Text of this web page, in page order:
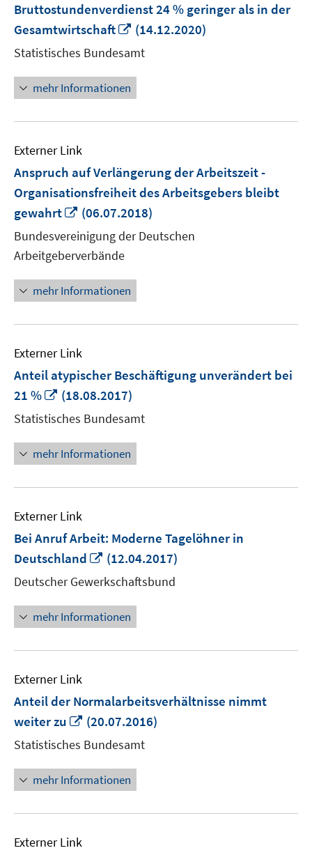
Bruttostundenverdienst 24 % geringer als in der
Gesamtwirtschaft
In
Fenster
öffnen
(14.12.2020)
Statistisches Bundesamt
mehr Informationen
Externer Link
Anspruch auf Verlängerung der Arbeitszeit -
Organisationsfreiheit des Arbeitsgebers bleibt
gewahrt
In
neuem
Fenster
öffnen
(06.07.2018)
Bundesvereinigung der Deutschen
Arbeitgeberverbände
mehr Informationen
Externer Link
Anteil atypischer Beschäftigung unverändert bei
21 %
In
neuem
Fenster
öffnen
(18.08.2017)
Statistisches Bundesamt
mehr Informationen
Externer Link
Bei Anruf Arbeit: Moderne Tagelöhner in
Deutschland
In
neuem
Fenster
öffnen
(12.04.2017)
Deutscher Gewerkschaftsbund
mehr Informationen
Externer Link
Anteil der Normalarbeitsverhältnisse nimmt
weiter zu
In
neuem
Fenster
öffnen
(20.07.2016)
Statistisches Bundesamt
mehr Informationen
Externer Link